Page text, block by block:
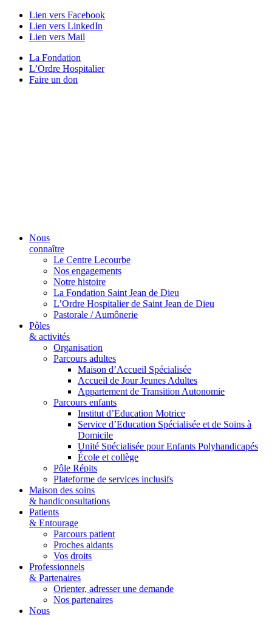
Lien vers Facebook
Lien vers LinkedIn
Lien vers Mail
La Fondation
L’Ordre Hospitalier
Faire un don
Nous
connaître
Le Centre Lecourbe
Nos engagements
Notre histoire
La Fondation Saint Jean de Dieu
L’Ordre Hospitalier de Saint Jean de Dieu
Pastorale / Aumônerie
Pôles
& activités
Organisation
Parcours adultes
Maison d’Accueil Spécialisée
Accueil de Jour Jeunes Adultes
Appartement de Transition Autonomie
Parcours enfants
Institut d’Education Motrice
Service d’Education Spécialisée et de Soins à
Domicile
Unité Spécialisée pour Enfants Polyhandicapés
École et collège
Pôle Répits
Plateforme de services inclusifs
Maison des soins
& handiconsultations
Patients
& Entourage
Parcours patient
Proches aidants
Vos droits
Professionnels
& Partenaires
Orienter, adresser une demande
Nos partenaires
Nous